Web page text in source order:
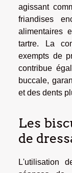
agissant
friandises
alimentaires
tartre. La
exempts de
contribue
buccale,
et des dents
Les
de
L'utilisation